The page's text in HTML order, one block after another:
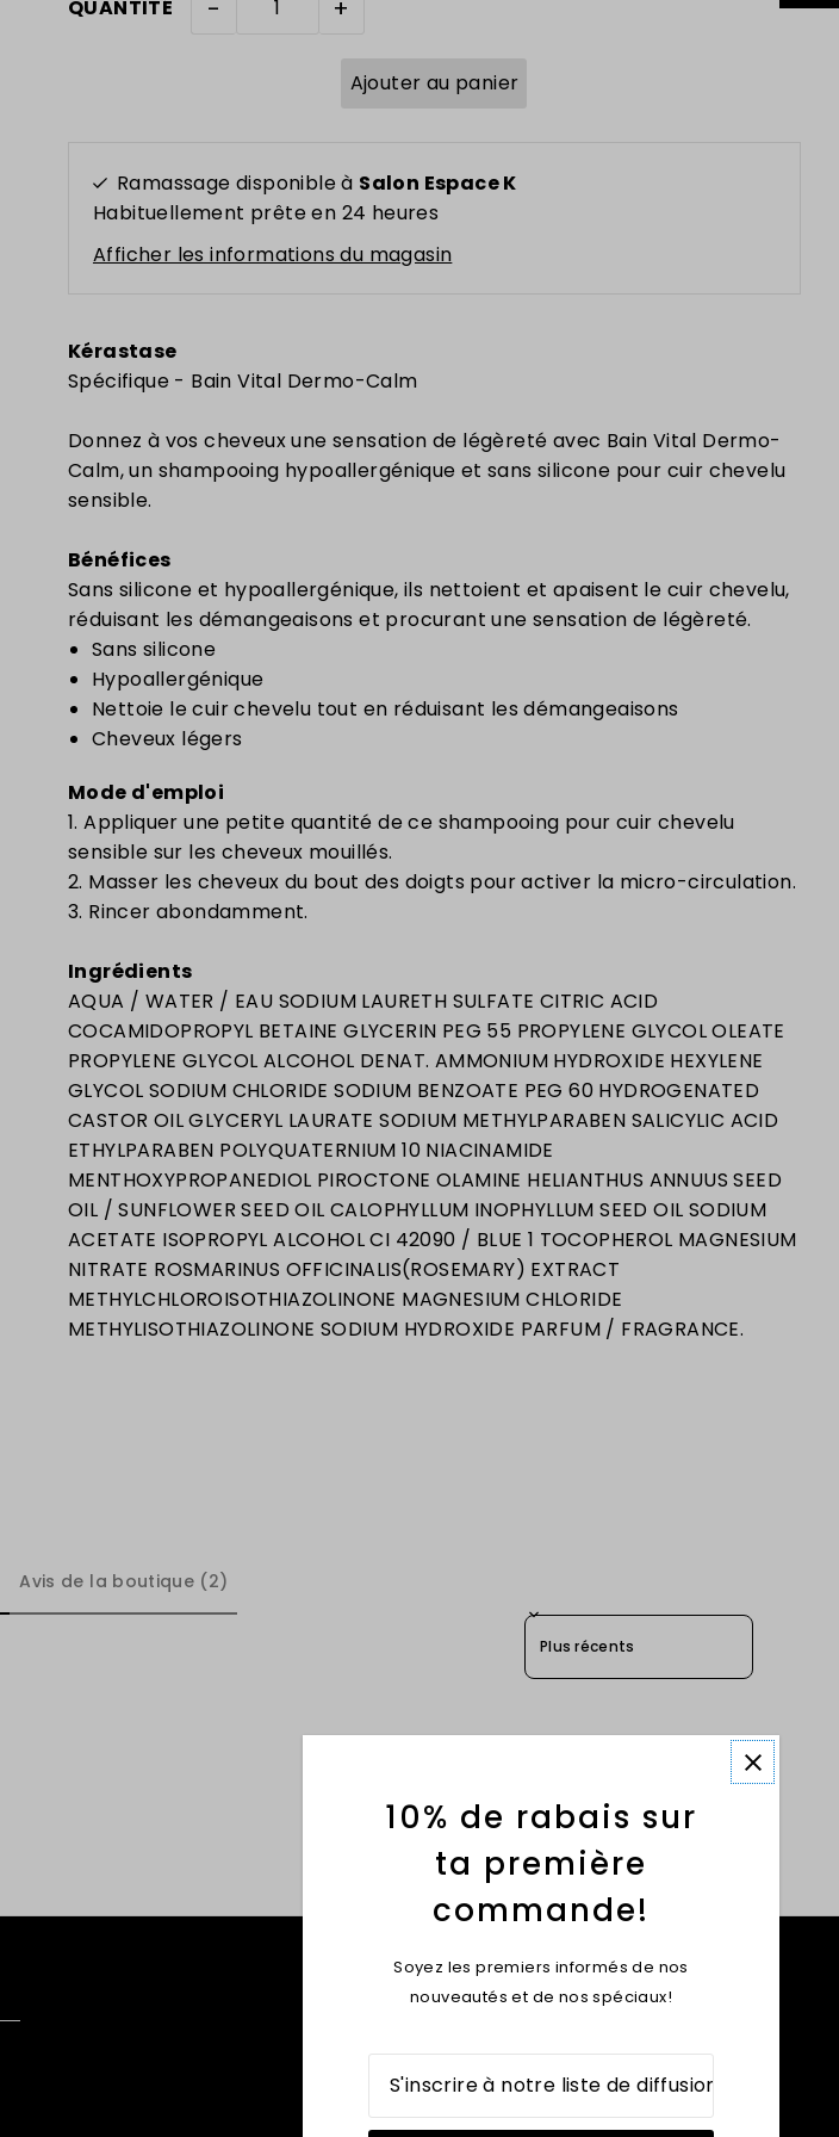
QUANTITÉ - +
Ramassage disponible à Salon Espace K
Habituellement prête en 24 heures
Afficher les informations du magasin
Kérastase
Spécifique - Bain Vital Dermo-Calm
Donnez à vos cheveux une sensation de légèreté avec Bain Vital Dermo-
Calm, un shampooing hypoallergénique et sans silicone pour cuir chevelu
sensible.
Bénéfices
Sans silicone et hypoallergénique, ils nettoient et apaisent le cuir chevelu,
réduisant les démangeaisons et procurant une sensation de légèreté.
Sans silicone
Hypoallergénique
Nettoie le cuir chevelu tout en réduisant les démangeaisons
Cheveux légers
Mode d'emploi
1. Appliquer une petite quantité de ce shampooing pour cuir chevelu
sensible sur les cheveux mouillés.
2. Masser les cheveux du bout des doigts pour activer la micro-circulation.
3. Rincer abondamment.
Ingrédients
AQUA / WATER / EAU SODIUM LAURETH SULFATE CITRIC ACID
COCAMIDOPROPYL BETAINE GLYCERIN PEG 55 PROPYLENE GLYCOL OLEATE
PROPYLENE GLYCOL ALCOHOL DENAT. AMMONIUM HYDROXIDE HEXYLENE
GLYCOL SODIUM CHLORIDE SODIUM BENZOATE PEG 60 HYDROGENATED
CASTOR OIL GLYCERYL LAURATE SODIUM METHYLPARABEN SALICYLIC ACID
ETHYLPARABEN POLYQUATERNIUM 10 NIACINAMIDE
MENTHOXYPROPANEDIOL PIROCTONE OLAMINE HELIANTHUS ANNUUS SEED
OIL / SUNFLOWER SEED OIL CALOPHYLLUM INOPHYLLUM SEED OIL SODIUM
ACETATE ISOPROPYL ALCOHOL CI 42090 / BLUE 1 TOCOPHEROL MAGNESIUM
NITRATE ROSMARINUS OFFICINALIS(ROSEMARY) EXTRACT
METHYLCHLOROISOTHIAZOLINONE MAGNESIUM CHLORIDE
METHYLISOTHIAZOLINONE SODIUM HYDROXIDE PARFUM / FRAGRANCE.
Avis de la boutique (2)
Sort reviews by
10% de rabais sur
ta première
commande!
Soyez les premiers informés de nos
nouveautés et de nos spéciaux!